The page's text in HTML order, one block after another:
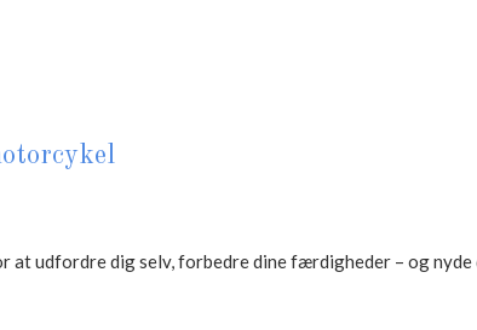
udfordre dig selv, forbedre dine færdigheder – og